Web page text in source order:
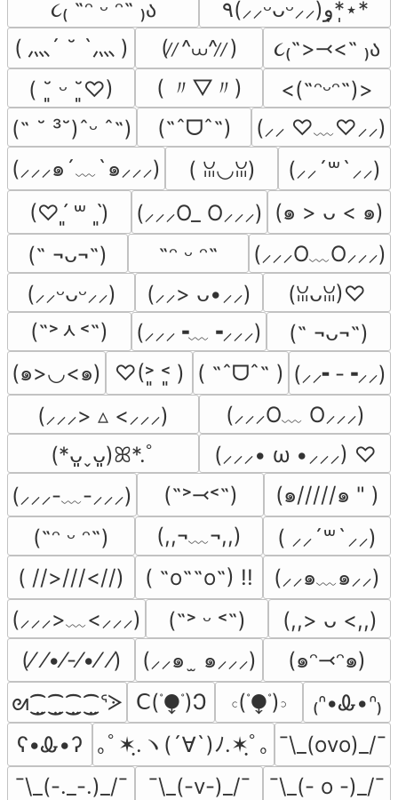
૮₍ ˶ᵔ ᵕ ᵔ˶ ₎ა
‎٩(⸝⸝ᵕᴗᵕ⸝⸝)و*̣̩⋆̩*
( 灬´ ˘ `灬 )
( ̷ ̷^⩊^ ̷ ̷)
૮₍˶>⤙<˶ ₎ა
( ˘͈ ᵕ ˘͈♡)
( 〃▽〃)
<(˶ᵔᵕᵔ˶)>
(˶ ˘ ³˘)ˆᵕ ˆ˶)
(˶ˆᗜˆ˵)
(⸝⸝ ♡﹏♡⸝⸝)
(⸝⸝⸝๑´﹏`๑⸝⸝⸝)
( ꈍ◡ꈍ)
(⸝⸝´꒳`⸝⸝)
(♡ˊ͈ ꒳ ˋ͈)
(⸝⸝⸝O_ O⸝⸝⸝) (๑ > ᴗ < ๑)
(˵ ¬ᴗ¬˵)
˶ᵔ ᵕ ᵔ˶
(⸝⸝⸝O﹏O⸝⸝⸝)
(⸝⸝ᵕᴗᵕ⸝⸝)
(⸝⸝> ᴗ•⸝⸝)
(ꈍᴗꈍ)♡
(˶˃ᆺ˂˶)
(⸝⸝⸝╺﹏╺⸝⸝⸝)
(˵ ¬ᴗ¬˵)
(๑>◡<๑)
♡(˃͈ ˂͈ ) ( ˶ˆᗜˆ˵ ) (⸝⸝╸-╺⸝⸝)
(⸝⸝⸝> ▵ <⸝⸝⸝)
(⸝⸝⸝O﹏ O⸝⸝⸝)
(*ᴗ͈ˬᴗ͈)ꕤ*.ﾟ
(⸝⸝⸝• ω •⸝⸝⸝) ♡
(⸝⸝⸝-﹏-⸝⸝⸝)
(˶˃⤙˂˶)
(๑/////๑ " )
(˶ᵔ ᵕ ᵔ˶)
(,,¬﹏¬,,)
( ⸝⸝´꒳`⸝⸝)
( //>///<//)
( ˶o˶˶o˶) !!
(⸝⸝๑﹏๑⸝⸝)
(⸝⸝⸝>﹏<⸝⸝⸝)
(˶˃ ᵕ ˂˶)
(,,> ᴗ <,,)
(⁄ ⁄•⁄-⁄•⁄ ⁄)
(⸝⸝๑  ̫ ๑⸝⸝⸝)
(๑ᵔ⤙ᵔ๑)
ᘛ⁐̤⁐̤⁐̤⁐̤ᕐᐷ ꓚ(ᣞ⧭ᣞ)Ͻ 𝇋(ᣞ⧭ᣞ)𝇌
₍ᐢ•Ꮂ•ᐢ₎
ʕ•Ꮂ•ʔ
｡ﾟ✶ฺ.ヽ(´∀`)ﾉ.✶ฺﾟ｡ ¯\_(ovo)_/¯
¯\_(-._-.)_/¯
¯\_(-v-)_/¯
¯\_(- o -)_/¯